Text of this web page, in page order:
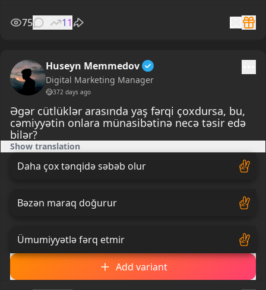
75 11
Huseyn Memmedov
Digital Marketing Manager
372 days ago
Əgər cütlüklər arasında yaş fərqi çoxdursa, bu,
cəmiyyətin onlara münasibətinə necə təsir edə
bilər?
Show translation
Daha çox tənqidə səbəb olur
Bəzən maraq doğurur
Ümumiyyətlə fərq etmir
Add variant